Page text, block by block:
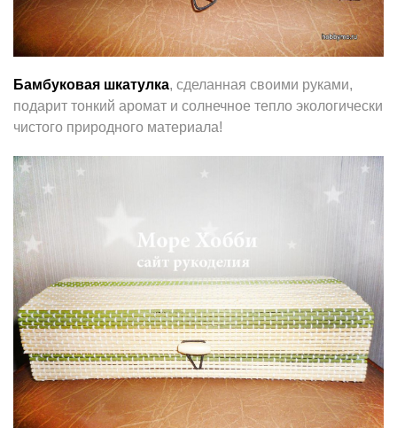
Бамбуковая шкатулка, сделанная своими руками,
подарит тонкий аромат и солнечное тепло экологически
чистого природного материала!